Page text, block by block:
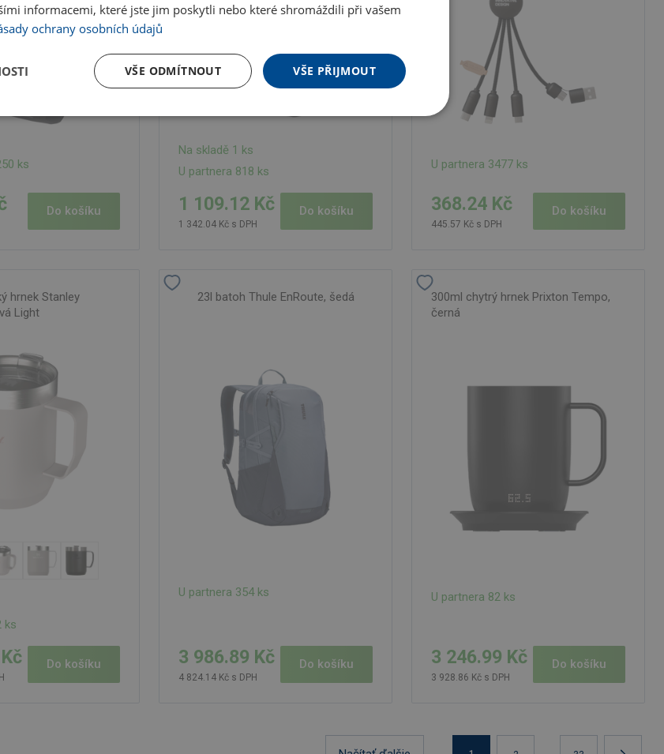
ks
Do košíku
Na skladě 1 ks
U partnera 818 ks
1 109.12 Kč
1 342.04 Kč s DPH
Do košíku
U partnera 3477 ks
368.24 Kč
445.57 Kč s DPH
Do košíku
hrnek Stanley
Light
ks
Do košíku
23l batoh Thule EnRoute, šedá
U partnera 354 ks
3 986.89 Kč
4 824.14 Kč s DPH
Do košíku
300ml chytrý hrnek Prixton Tempo,
černá
U partnera 82 ks
3 246.99 Kč
3 928.86 Kč s DPH
Do košíku
informacemi, které jste jim poskytli nebo které shromáždili při vašem
ochrany osobních údajů
VŠE PŘIJMOUT
VŠE ODMÍTNOUT